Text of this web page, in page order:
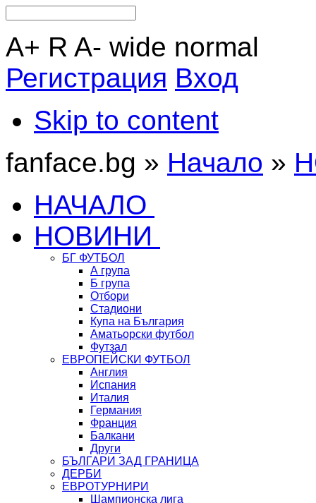
A+ R A- wide normal
Регистрация Вход
Skip to content
fanface.bg » Начало »
НАЧАЛО
НОВИНИ
БГ ФУТБОЛ
А група
Б група
Отбори
Стадиони
Купа на България
Аматьорски футбол
Футзал
ЕВРОПЕЙСКИ ФУТБОЛ
Англия
Испания
Италия
Германия
Франция
Балкани
Други
БЪЛГАРИ ЗАД ГРАНИЦА
ДЕРБИ
ЕВРОТУРНИРИ
Шампионска лига